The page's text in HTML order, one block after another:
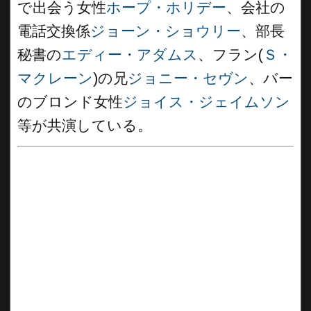
で出会う女性ホープ・ホリデー、会社の
電話交換係ジョーン・ショウリー、部長
秘書のエディー・アダムス 、フラン( Ｓ・
マクレーン)の兄ジョニー・セヴン 、バー
のブロンド女性ジョイス・ジェイムソン
等が共演している。